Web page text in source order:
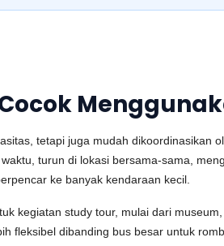
tetapi juga mudah dikoordinasikan
turun di lokasi bersama-sama,
ke banyak kendaraan kecil.
kegiatan study tour, mulai dari
fleksibel dibanding bus besar untuk